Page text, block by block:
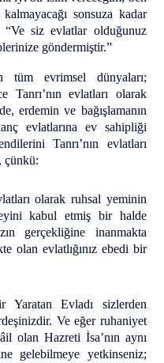
sonsuza kadar
“Ve siz evlatlar olduğunuz
göndermiştir.”
tüm evrimsel dünyaları;
evlatları olarak
erdemin ve bağışlamanın
evlatlarına ev sahipliği
Tanrı’nın evlatları
çünkü:
olarak ruhsal yeminin
kabul etmiş bir halde
gerçekliğine inanmakta
olan evlatlığınız ebedi bir
Yaratan Evladı sizlerden
Ve eğer ruhaniyet
olan Hazreti İsa’nın aynı
gelebilmeye yetkinseniz;